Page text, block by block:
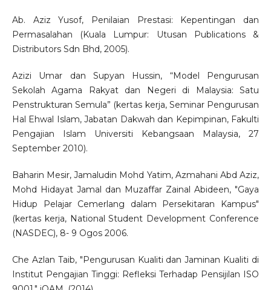
Ab. Aziz Yusof, Penilaian Prestasi: Kepentingan dan
Permasalahan (Kuala Lumpur: Utusan Publications &
Distributors Sdn Bhd, 2005).
Azizi Umar dan Supyan Hussin, “Model Pengurusan
Sekolah Agama Rakyat dan Negeri di Malaysia: Satu
Penstrukturan Semula” (kertas kerja, Seminar Pengurusan
Hal Ehwal Islam, Jabatan Dakwah dan Kepimpinan, Fakulti
Pengajian Islam Universiti Kebangsaan Malaysia, 27
September 2010).
Baharin Mesir, Jamaludin Mohd Yatim, Azmahani Abd Aziz,
Mohd Hidayat Jamal dan Muzaffar Zainal Abideen, "Gaya
Hidup Pelajar Cemerlang dalam Persekitaran Kampus"
(kertas kerja, National Student Development Conference
(NASDEC), 8- 9 Ogos 2006.
Che Azlan Taib, "Pengurusan Kualiti dan Jaminan Kualiti di
Institut Pengajian Tinggi: Refleksi Terhadap Pensijilan ISO